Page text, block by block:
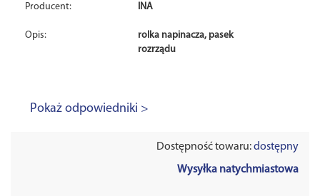
Producent: INA
Opis:
rolka napinacza, pasek
rozrządu
Pokaż odpowiedniki >
Dostępność towaru:dostępny
Wysyłka natychmiastowa